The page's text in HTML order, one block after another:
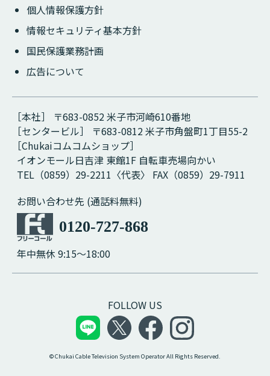
個人情報保護方針
情報セキュリティ基本方針
国民保護業務計画
広告について
［本社］ 〒683-0852 米子市河崎610番地
［センタービル］ 〒683-0812 米子市角盤町1丁目55-2
［Chukaiコムコムショップ］
イオンモール日吉津 東館1F 自転車売場向かい
TEL（0859）29-2211〈代表〉 FAX（0859）29-7911
お問い合わせ先 (通話料無料)
0120-727-868
年中無休 9:15～18:00
FOLLOW US
© Chukai Cable Television System Operator All Rights Reserved.